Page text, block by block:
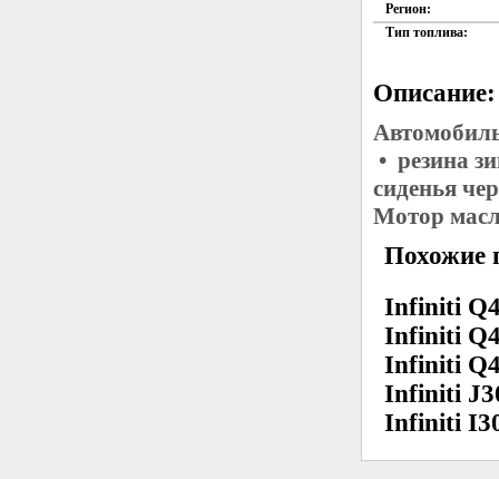
Регион:
Тип топлива:
Описание:
• резина
сиденья
Мотор
Похожие
Infiniti
Infiniti
Infiniti
Infiniti
Infiniti